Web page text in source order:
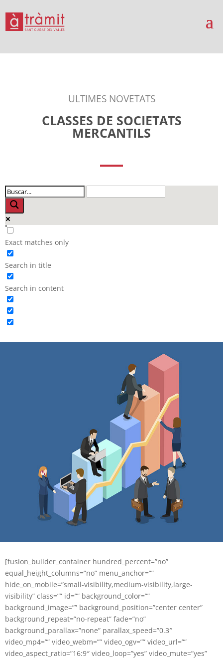
ULTIMES NOVETATS
CLASSES DE SOCIETATS
MERCANTILS
Exact matches only
Search in title
Search in content
[fusion_builder_container hundred_percent=”no”
equal_height_columns=”no” menu_anchor=””
hide_on_mobile=”small-visibility,medium-visibility,large-
visibility” class=”” id=”” background_color=””
background_image=”” background_position=”center center”
background_repeat=”no-repeat” fade=”no”
background_parallax=”none” parallax_speed=”0.3″
video_mp4=”” video_webm=”” video_ogv=”” video_url=””
video_aspect_ratio=”16:9″ video_loop=”yes” video_mute=”yes”